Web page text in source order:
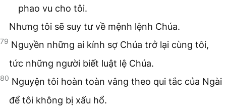
phao vu cho tôi.
Nhưng tôi sẽ suy tư về mệnh lệnh Chúa.
79 Nguyền những ai kính sợ Chúa trở lại cùng tôi,
tức những người biết luật lệ Chúa.
80 Nguyện tôi hoàn toàn vâng theo qui tắc của Ngài
để tôi không bị xấu hổ.